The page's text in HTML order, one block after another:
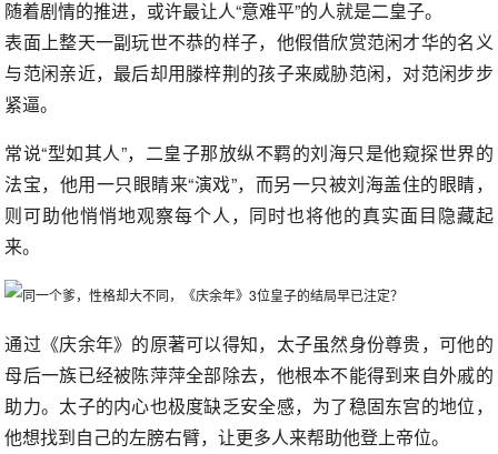
随着剧情的推进，或许最让人“意难平”的人就是二皇子。
表面上整天一副玩世不恭的样子，他假借欣赏范闲才华的名义
与范闲亲近，最后却用滕梓荆的孩子来威胁范闲，对范闲步步
紧逼。
常说“型如其人”，二皇子那放纵不羁的刘海只是他窥探世界的
法宝，他用一只眼睛来“演戏”，而另一只被刘海盖住的眼睛，
则可助他悄悄地观察每个人，同时也将他的真实面目隐藏起
来。
通过《庆余年》的原著可以得知，太子虽然身份尊贵，可他的
母后一族已经被陈萍萍全部除去，他根本不能得到来自外戚的
助力。太子的内心也极度缺乏安全感，为了稳固东宫的地位，
他想找到自己的左膀右臂，让更多人来帮助他登上帝位。